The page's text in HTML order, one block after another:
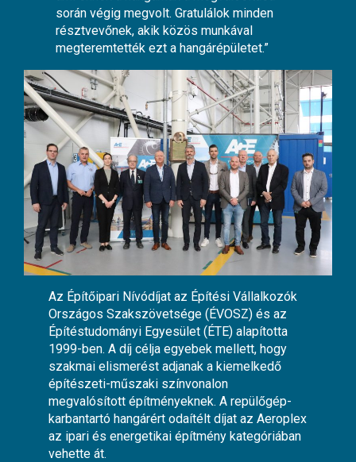
során végig megvolt. Gratulálok minden
résztvevőnek, akik közös munkával
megteremtették ezt a hangárépületet.”
Az Építőipari Nívódíjat az Építési Vállalkozók
Országos Szakszövetsége (ÉVOSZ) és az
Építéstudományi Egyesület (ÉTE) alapította
1999-ben. A díj célja egyebek mellett, hogy
szakmai elismerést adjanak a kiemelkedő
építészeti-műszaki színvonalon
megvalósított építményeknek. A repülőgép-
karbantartó hangárért odaítélt díjat az Aeroplex
az ipari és energetikai építmény kategóriában
vehette át.